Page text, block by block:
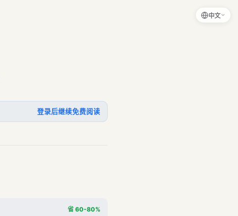
登录后继续免费阅读
省 60-80%
中文